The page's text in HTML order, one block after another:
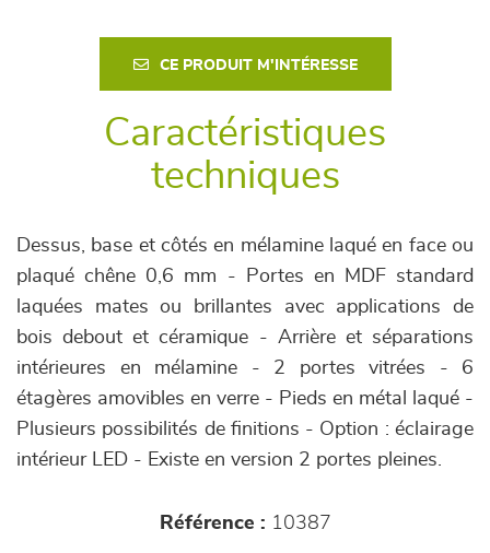
CE PRODUIT M'INTÉRESSE
Caractéristiques
techniques
Dessus, base et côtés en mélamine laqué en face ou
plaqué chêne 0,6 mm - Portes en MDF standard
laquées mates ou brillantes avec applications de
bois debout et céramique - Arrière et séparations
intérieures en mélamine - 2 portes vitrées - 6
étagères amovibles en verre - Pieds en métal laqué -
Plusieurs possibilités de finitions - Option : éclairage
intérieur LED - Existe en version 2 portes pleines.
Référence : 10387